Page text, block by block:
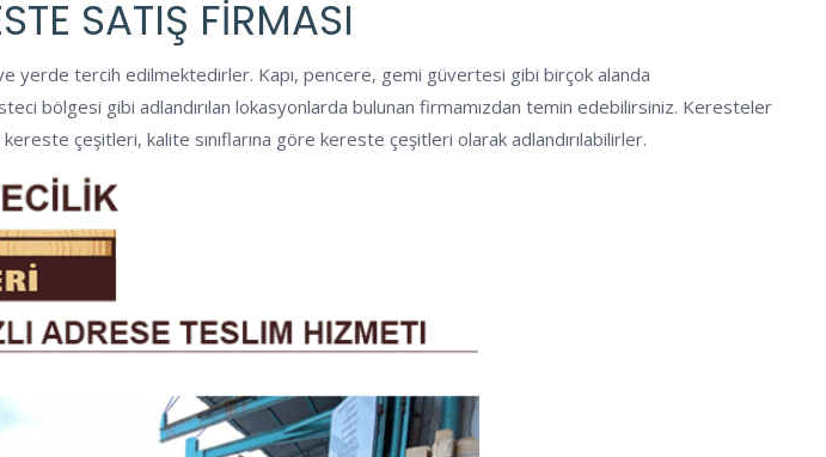
SATIŞ FIRMASI
yerde tercih edilmektedirler. Kapı, pencere, gemi güvertesi gibi birçok alanda
bölgesi gibi adlandırılan lokasyonlarda bulunan firmamızdan temin edebilirsiniz. Keresteler
çeşitleri, kalite sınıflarına göre kereste çeşitleri olarak adlandırılabilirler.